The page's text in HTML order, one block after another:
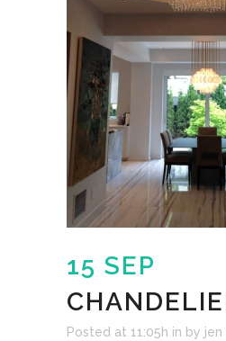
15 SEP
Posted at 11:05h in by jen